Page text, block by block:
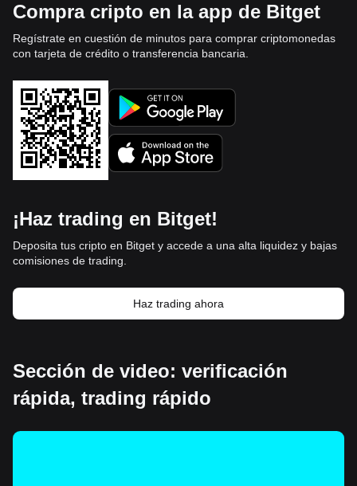
Compra cripto en la app de Bitget
Regístrate en cuestión de minutos para comprar criptomonedas
con tarjeta de crédito o transferencia bancaria.
¡Haz trading en Bitget!
Deposita tus cripto en Bitget y accede a una alta liquidez y bajas
comisiones de trading.
Haz trading ahora
Sección de video: verificación
rápida, trading rápido